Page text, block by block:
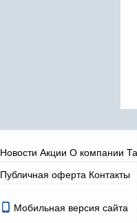
Новости Акции О компании
Публичная оферта Контакты
Мобильная версия сайта